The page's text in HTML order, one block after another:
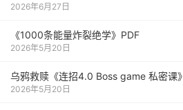
2026年6月27日
《1000‮能条‬‎量‮裂炸‬‎绝学》PDF
2026年5月20日
乌鸦救赎《连招4.0 Boss game 私密课》
2026年5月20日